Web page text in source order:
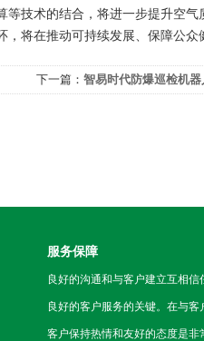
等技术的结合，将进一步提升空
将在推动可持续发展、保障公众
下一篇： 智易时代防爆巡检机
服务保障
良好的沟通和与客户建立互相信
良好的客户服务的关键。在与客
客户保持热情和友好的态度是非